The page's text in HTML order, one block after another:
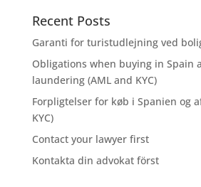
Recent Posts
Garanti for turistudlejning ved
Obligations when buying in Spain
laundering (AML and KYC)
Forpligtelser for køb i Spanien og
KYC)
Contact your lawyer first
Kontakta din advokat först